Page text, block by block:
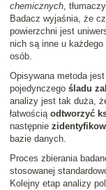
chemicznych, tłumaczy
Badacz wyjaśnia, że
powierzchni jest
nich są inne u
osób.
Opisywana metoda
pojedynczego śladu
analizy jest tak duża,
łatwością odtworzyć
następnie
bazie danych.
Proces zbierania
stosowanej
Kolejny etap analizy